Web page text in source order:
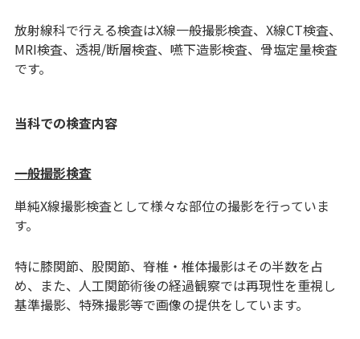
放射線科で行える検査はX線一般撮影検査、X線CT検査、
MRI検査、透視/断層検査、嚥下造影検査、骨塩定量検査
です。
当科での検査内容
一般撮影検査
単純X線撮影検査として様々な部位の撮影を行っていま
す。
特に膝関節、股関節、脊椎・椎体撮影はその半数を占
め、また、人工関節術後の経過観察では再現性を重視し
基準撮影、特殊撮影等で画像の提供をしています。